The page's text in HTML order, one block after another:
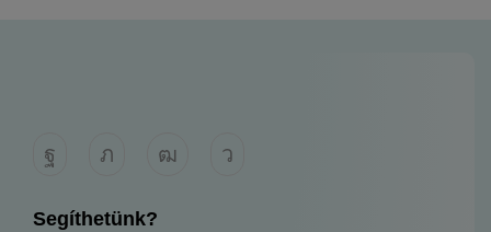
Segíthetünk?